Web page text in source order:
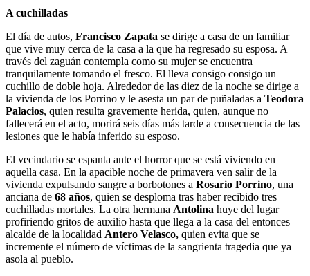
A cuchilladas
El día de autos, Francisco Zapata se dirige a casa de un familiar
que vive muy cerca de la casa a la que ha regresado su esposa. A
través del zaguán contempla como su mujer se encuentra
tranquilamente tomando el fresco. El lleva consigo consigo un
cuchillo de doble hoja. Alrededor de las diez de la noche se dirige a
la vivienda de los Porrino y le asesta un par de puñaladas a Teodora
Palacios, quien resulta gravemente herida, quien, aunque no
fallecerá en el acto, morirá seis días más tarde a consecuencia de las
lesiones que le había inferido su esposo.
El vecindario se espanta ante el horror que se está viviendo en
aquella casa. En la apacible noche de primavera ven salir de la
vivienda expulsando sangre a borbotones a Rosario Porrino, una
anciana de 68 años, quien se desploma tras haber recibido tres
cuchilladas mortales. La otra hermana Antolina huye del lugar
profiriendo gritos de auxilio hasta que llega a la casa del entonces
alcalde de la localidad Antero Velasco, quien evita que se
incremente el número de víctimas de la sangrienta tragedia que ya
asola al pueblo.